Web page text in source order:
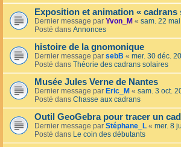
Exposition et animation « cadrans
Dernier message par Yvon_M « sam. 22
Posté dans Annonces
histoire de la gnomonique
Dernier message par sebB « mer. 30 déc.
Posté dans Théorie des cadrans solaires
Musée Jules Verne de Nantes
Dernier message par Eric_M « sam. 3 oct.
Posté dans Chasse aux cadrans
Outil GeoGebra pour tracer un
Dernier message par Stéphane_L « mer. 8
Posté dans Le coin des débutants